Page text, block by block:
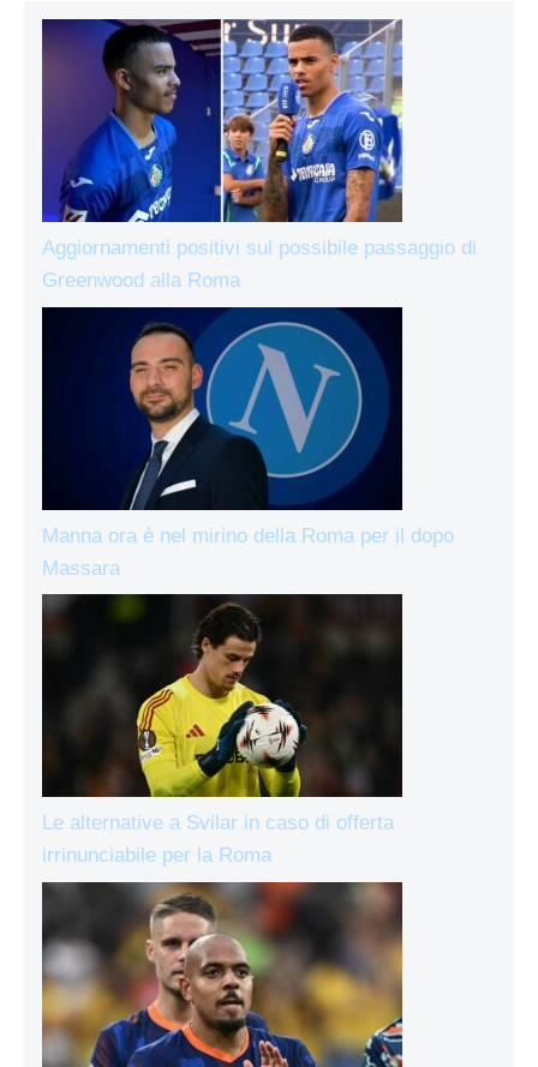
Aggiornamenti positivi sul possibile passaggio di
Greenwood alla Roma
Manna ora è nel mirino della Roma per il dopo
Massara
Le alternative a Svilar in caso di offerta
irrinunciabile per la Roma